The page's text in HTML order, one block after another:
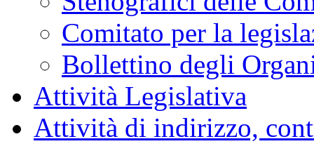
Comitato per la
Bollettino degli
Attività Legislativa
Attività di indirizzo,